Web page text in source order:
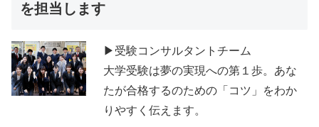
を担当します
▶受験コンサルタントチーム
大学受験は夢の実現への第１歩。あな
たが合格するのための「コツ」をわか
りやすく伝えます。